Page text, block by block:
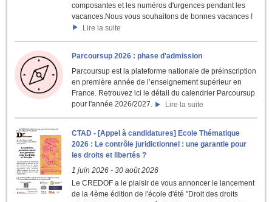
composantes et les numéros d'urgences pendant les
vacances.Nous vous souhaitons de bonnes vacances !
Lire la suite
Parcoursup 2026 : phase d'admission
Parcoursup est la plateforme nationale de préinscription
en première année de l’enseignement supérieur en
France. Retrouvez ici le détail du calendrier Parcoursup
pour l'année 2026/2027.
Lire la suite
CTAD - [Appel à candidatures] Ecole Thématique
2026 : Le contrôle juridictionnel : une garantie pour
les droits et libertés ?
1 juin 2026 - 30 août 2026
Le CREDOF a le plaisir de vous annoncer le lancement
de la 4ème édition de l'école d'été "Droit des droits